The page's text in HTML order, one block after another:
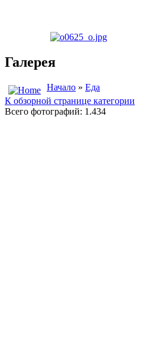
Галерея
Начало » Еда
К обзорной странице категории
Всего фотографий: 1.434